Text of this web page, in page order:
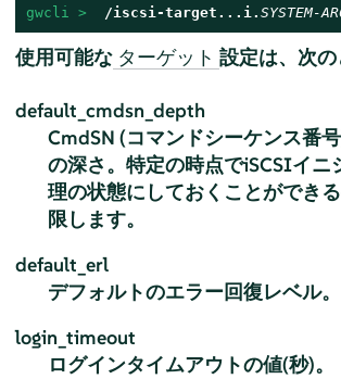
gwcli > /iscsi-target...i. SYSTEM-
使用可能な ターゲット 設定は、次の
default_cmdsn_depth
CmdSN (コマンドシーケンス番
の深さ。特定の時点でiSCSIイニ
理の状態にしておくことができ
限します。
default_erl
デフォルトのエラー回復レベル。
login_timeout
ログインタイムアウトの値(秒)。